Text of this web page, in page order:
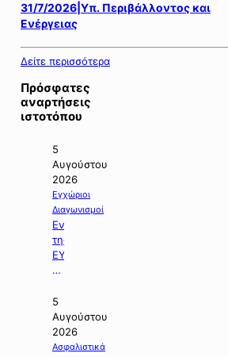
31/7/2026|Υπ. Περιβάλλοντος και
Ενέργειας
Δείτε περισσότερα
Πρόσφατες
αναρτήσεις
ιστοτόπου
5
Αυγούστου
2026
Εγχώριοι
Διαγωνισμοί
Ενημέρωση
της
ΕΥΔΑΠ
με
«Διαγωνισμός
της
Εργολαβίας
Ε-925».
5
Αυγούστου
2026
Ασφαλιστικά